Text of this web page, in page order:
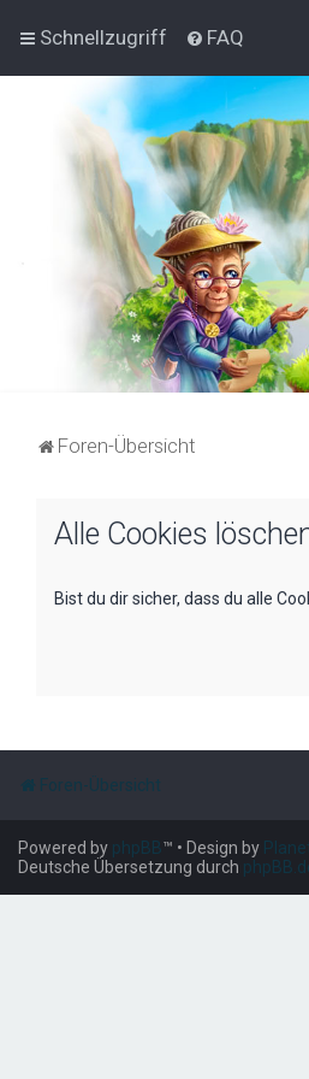
Schnellzugriff FAQ
Foren-Übersicht
Alle Cookies
Bist du dir sicher, dass du alle
Foren-Übersicht
Powered by phpBB™ • Design by
Deutsche Übersetzung durch